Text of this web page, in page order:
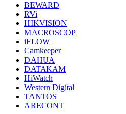
BEWARD
RVi
HIKVISION
MACROSCOP
iFLOW
Camkeeper
DAHUA
DATAKAM
HiWatch
Western Digital
TANTOS
ARECONT